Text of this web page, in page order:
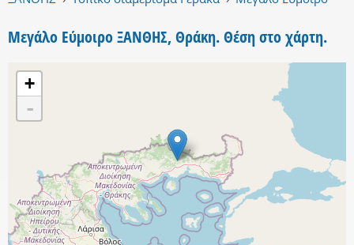
Μεγάλο Εύμοιρο ΞΑΝΘΗΣ, Θράκη. Θέση στο χάρτη.
+
-